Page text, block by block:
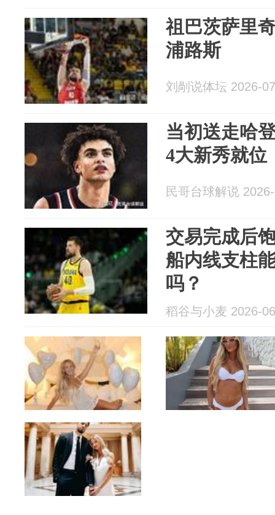
祖巴茨萨里
浦路斯
刘剮说体坛 2026-
当初送走哈
4大新秀就位
民哥台球解说
交易完成后
船内线支柱
吗？
稻谷与小麦 2026-